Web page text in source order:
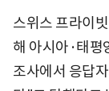
스위스 프라이
해 아시아·태평
조사에서 응답